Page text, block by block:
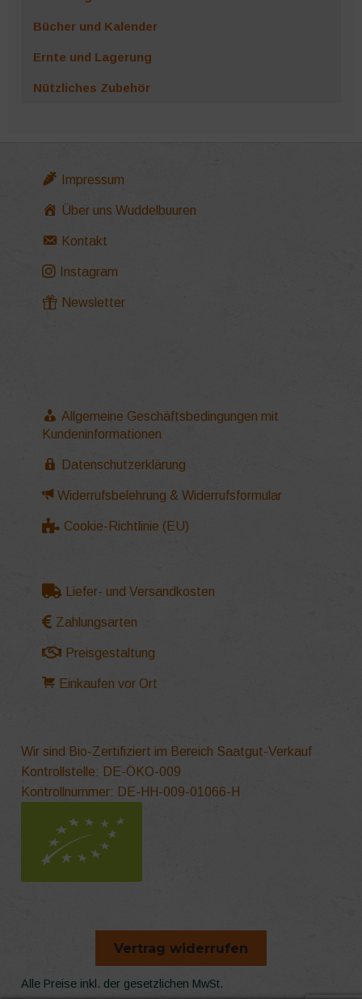
Bücher und Kalender
Ernte und Lagerung
Nützliches Zubehör
Impressum
Über uns Wuddelbuuren
Kontakt
Instagram
Newsletter
Allgemeine Geschäftsbedingungen mit
Kundeninformationen
Datenschutzerklärung
Widerrufsbelehrung & Widerrufsformular
Cookie-Richtlinie (EU)
Liefer- und Versandkosten
Zahlungsarten
Preisgestaltung
Einkaufen vor Ort
Wir sind Bio-Zertifiziert im Bereich Saatgut-Verkauf
Kontrollstelle: DE-ÖKO-009
Kontrollnummer: DE-HH-009-01066-H
Vertrag widerrufen
Alle Preise inkl. der gesetzlichen MwSt.